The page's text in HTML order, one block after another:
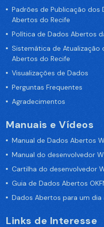
Padrões de Publicação dos
Abertos do Recife
Política de Dados Abertos
Sistemática de Atualização
Abertos do Recife
Visualizações de Dados
Perguntas Frequentes
Agradecimentos
Manuais e Vídeos
Manual de Dados Abertos
Manual do desenvolvedor
Cartilha do desenvolvedor
Guia de Dados Abertos
Dados Abertos para um dia
Links de Interesse